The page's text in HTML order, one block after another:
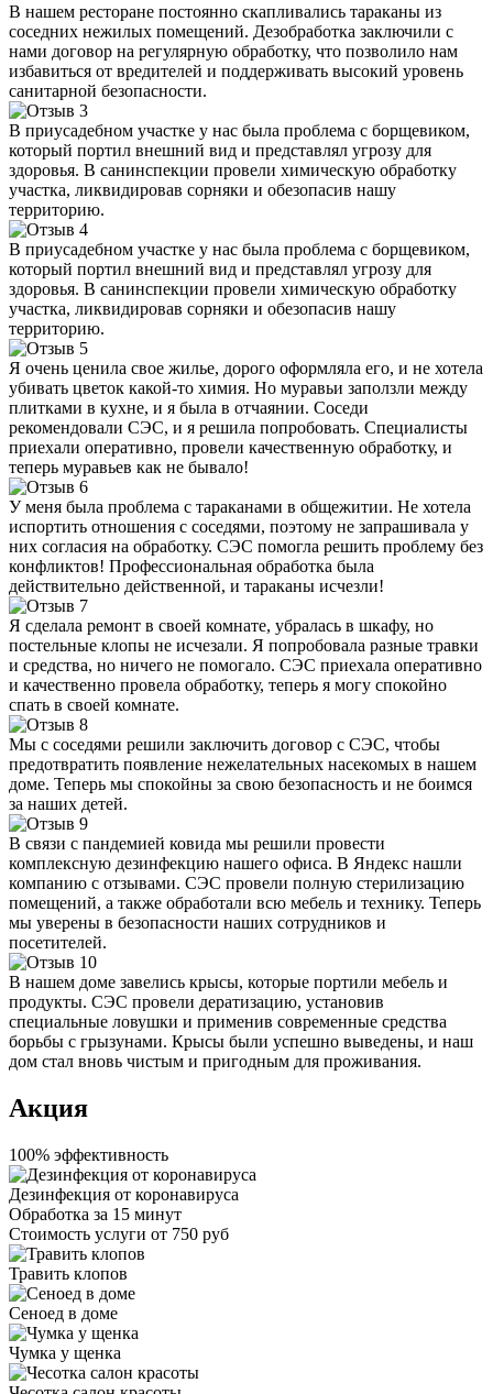
В нашем ресторане постоянно скапливались тараканы из
соседних нежилых помещений. Дезобработка заключили с
нами договор на регулярную обработку, что позволило нам
избавиться от вредителей и поддерживать высокий уровень
санитарной безопасности.
В приусадебном участке у нас была проблема с борщевиком,
который портил внешний вид и представлял угрозу для
здоровья. В санинспекции провели химическую обработку
участка, ликвидировав сорняки и обезопасив нашу
территорию.
В приусадебном участке у нас была проблема с борщевиком,
который портил внешний вид и представлял угрозу для
здоровья. В санинспекции провели химическую обработку
участка, ликвидировав сорняки и обезопасив нашу
территорию.
Я очень ценила свое жилье, дорого оформляла его, и не хотела
убивать цветок какой-то химия. Но муравьи заползли между
плитками в кухне, и я была в отчаянии. Соседи
рекомендовали СЭС, и я решила попробовать. Специалисты
приехали оперативно, провели качественную обработку, и
теперь муравьев как не бывало!
У меня была проблема с тараканами в общежитии. Не хотела
испортить отношения с соседями, поэтому не запрашивала у
них согласия на обработку. СЭС помогла решить проблему без
конфликтов! Профессиональная обработка была
действительно действенной, и тараканы исчезли!
Я сделала ремонт в своей комнате, убралась в шкафу, но
постельные клопы не исчезали. Я попробовала разные травки
и средства, но ничего не помогало. СЭС приехала оперативно
и качественно провела обработку, теперь я могу спокойно
спать в своей комнате.
Мы с соседями решили заключить договор с СЭС, чтобы
предотвратить появление нежелательных насекомых в нашем
доме. Теперь мы спокойны за свою безопасность и не боимся
за наших детей.
В связи с пандемией ковида мы решили провести
комплексную дезинфекцию нашего офиса. В Яндекс нашли
компанию с отзывами. СЭС провели полную стерилизацию
помещений, а также обработали всю мебель и технику. Теперь
мы уверены в безопасности наших сотрудников и
посетителей.
В нашем доме завелись крысы, которые портили мебель и
продукты. СЭС провели дератизацию, установив
специальные ловушки и применив современные средства
борьбы с грызунами. Крысы были успешно выведены, и наш
дом стал вновь чистым и пригодным для проживания.
Акция
100% эффективность
Дезинфекция от коронавируса
Обработка за 15 минут
Стоимость услуги от 750 руб
Травить клопов
Сеноед в доме
Чумка у щенка